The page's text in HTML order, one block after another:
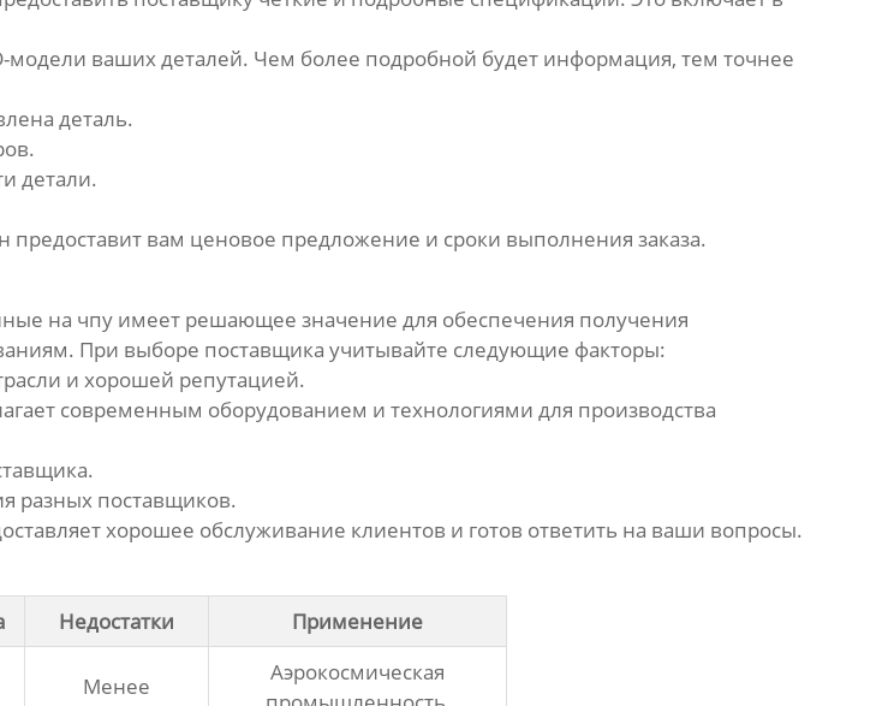
модели ваших деталей. Чем более подробной будет информация, тем точнее
деталь.
детали.
вам ценовое предложение и сроки выполнения заказа.
на чпуимеет решающее значение для обеспечения получения
При выборе поставщика учитывайте следующие факторы:
и хорошей репутацией.
современным оборудованием и технологиями для производства
разных поставщиков.
хорошее обслуживание клиентов и готов ответить на ваши вопросы.
Недостатки Применение
Менее
Аэрокосмическая